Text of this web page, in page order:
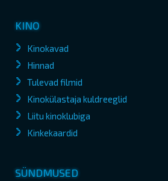
KINO
Kinokavad
Hinnad
Tulevad filmid
Kinokülastaja kuldreeglid
Liitu kinoklubiga
Kinkekaardid
SÜNDMUSED